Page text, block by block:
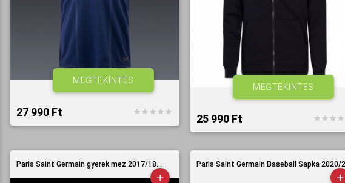
27 990 Ft‎
MEGTEKINTÉS
25 990 Ft‎
MEGTEKINTÉS
Paris Saint Germain gyerek mez 2017/18... Paris Saint Germain Baseball Sapka 2020/